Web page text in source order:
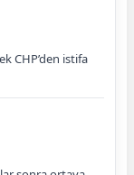
CHP’den istifa